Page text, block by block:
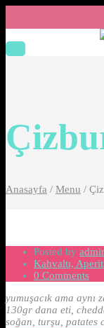
Anasayfa / Menu /
Posted by
Kahvaltı,
0 Comments
yumuşacık ama aynı
130gr dana eti,
soğan, turşu, patates